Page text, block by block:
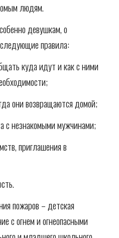
людям.
девушкам, о
правила:
куда идут и как с ними
они возвращаются домой;
с незнакомыми мужчинами;
приглашения в
пожаров – детская
с огнем и огнеопасными